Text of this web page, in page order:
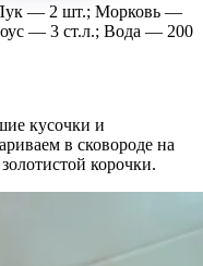
— 2 шт.; Морковь —
— 3 ст.л.; Вода — 200
кусочки и
в сковороде на
корочки.